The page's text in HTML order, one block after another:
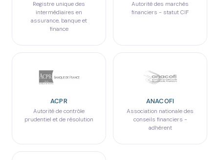
Registre unique des
intermédiaires en
assurance, banque et
finance
Autorité des marchés
financiers - statut CIF
ACPR
Autorité de contrôle
prudentiel et de résolution
ANACOFI
Association nationale des
conseils financiers -
adhérent